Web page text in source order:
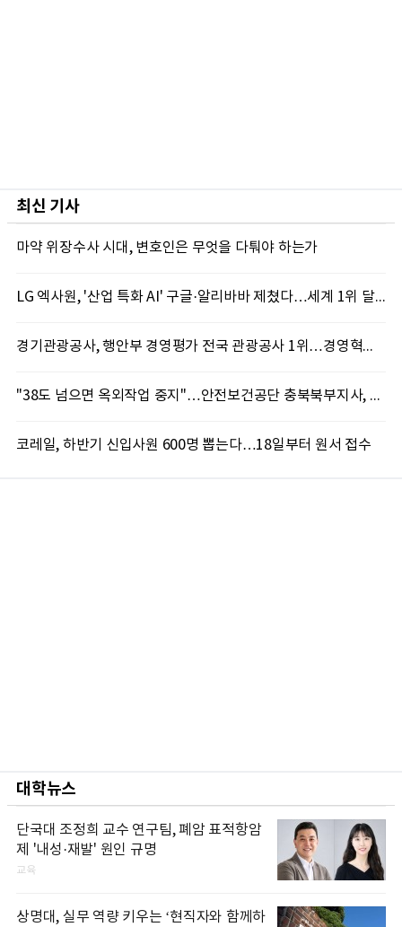
최신 기사
마약 위장수사 시대, 변호인은 무엇을 다퉈야 하는가
LG 엑사원, '산업 특화 AI' 구글·알리바바 제쳤다…세계 1위 달성
경기관광공사, 행안부 경영평가 전국 관광공사 1위…경영혁신 성과 인정
"38도 넘으면 옥외작업 중지"…안전보건공단 충북북부지사, 코레일과 폭염 예방 캠페인
코레일, 하반기 신입사원 600명 뽑는다…18일부터 원서 접수
대학뉴스
단국대 조정희 교수 연구팀, 폐암 표적항암
제 '내성·재발' 원인 규명
교육
상명대, 실무 역량 키우는 ‘현직자와 함께하